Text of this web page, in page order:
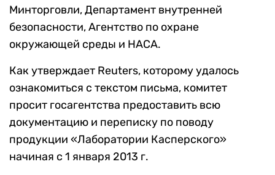
Минторговли, Департамент внутренней
безопасности, Агентство по охране
окружающей среды и НАСА.
Как утверждает Reuters, которому удалось
ознакомиться с текстом письма, комитет
просит госагентства предоставить всю
документацию и переписку по поводу
продукции «Лаборатории Касперского»
начиная с 1 января 2013 г.